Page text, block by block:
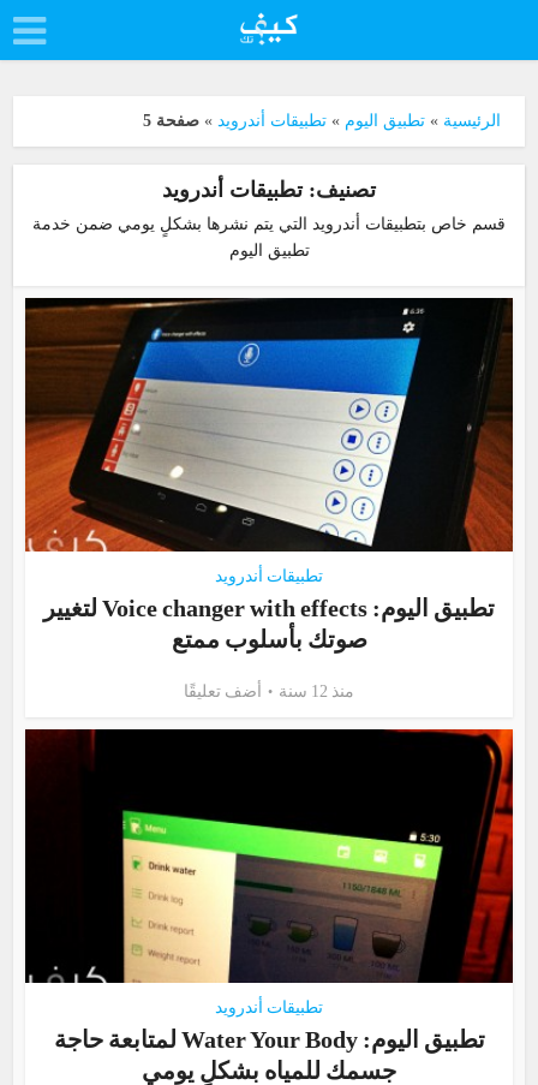
الرئيسية »تطبيق اليوم »تطبيقات أندرويد »صفحة 5
تصنيف: تطبيقات أندرويد
قسم خاص بتطبيقات أندرويد التي يتم نشرها بشكلٍ يومي ضمن خدمة
تطبيق اليوم
تطبيقات أندرويد
تطبيق اليوم: Voice changer with effects لتغيير
صوتك بأسلوب ممتع
منذ 12 سنة أضف تعليقًا
تطبيقات أندرويد
تطبيق اليوم: Water Your Body لمتابعة حاجة
جسمك للمياه بشكلٍ يومي